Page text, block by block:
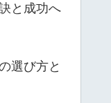
と成功へ
選び方と